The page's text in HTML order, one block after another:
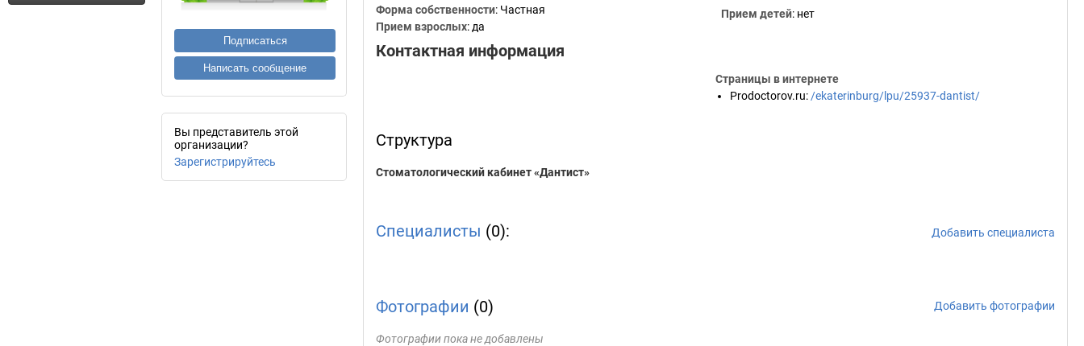
Подписаться
Написать сообщение
Вы представитель этой
организации?
Зарегистрируйтесь
Форма собственности: Частная
Прием взрослых: да
Прием детей: нет
Контактная информация
Страницы в интернете
Prodoctorov.ru: /ekaterinburg/lpu/25937-dantist/
Структура
Стоматологический кабинет «Дантист»
Специалисты (0): Добавить специалиста
Фотографии (0) Добавить фотографии
Фотографии пока не добавлены